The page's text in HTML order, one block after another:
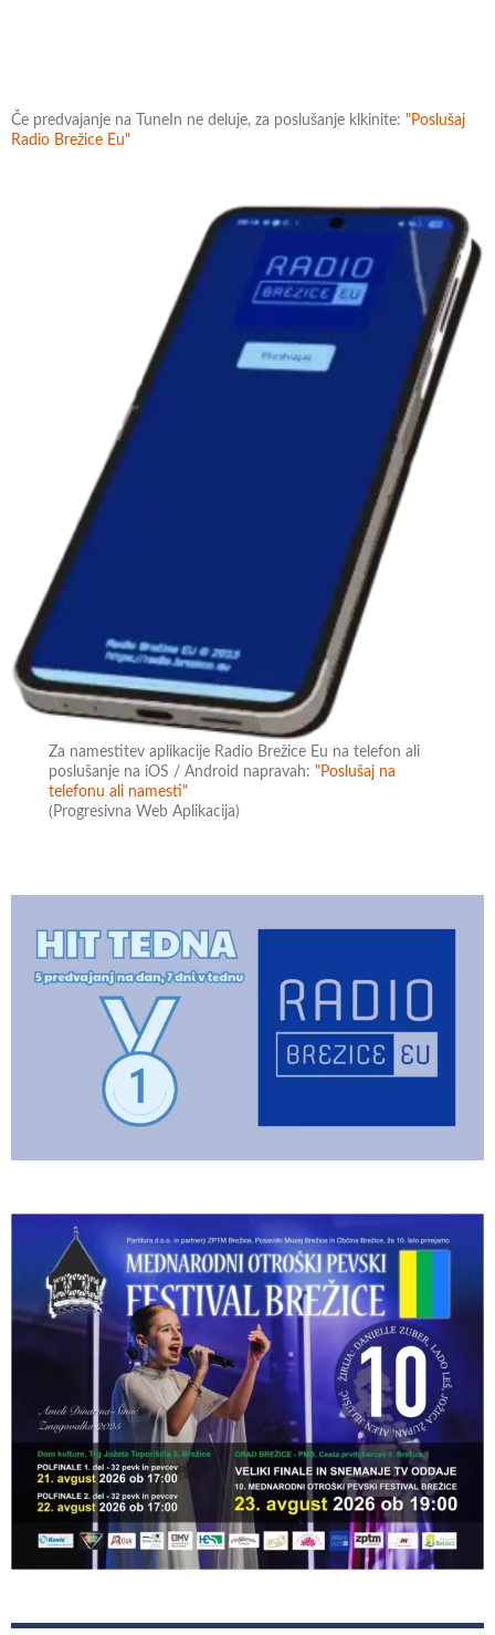
Če predvajanje na TuneIn ne deluje, za poslušanje klkinite: "Poslušaj
Radio Brežice Eu"
Za namestitev aplikacije Radio Brežice Eu na telefon ali
poslušanje na iOS / Android napravah:"Poslušaj na
telefonu ali namesti"
(Progresivna Web Aplikacija)